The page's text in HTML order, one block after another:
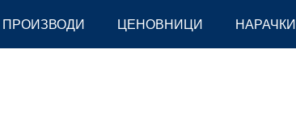
ПРОИЗВОДИ ЦЕНОВНИЦИ НАРАЧКИ